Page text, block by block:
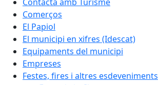
Comerços
El Papiol
El municipi en xifres (Idescat)
Equipaments del municipi
Empreses
Festes, fires i altres esdeveniments